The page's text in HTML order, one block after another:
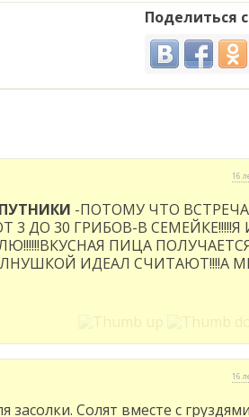
Поделиться
16
ПУТНИКИ -ПОТОМУ ЧТО
3 ДО 30 ГРИБОВ-В СЕМЕЙКЕ!!!!!Я
ПИЦА
ИДЕАЛ СЧИТАЮТ!!!!А
16
Солят вместе с